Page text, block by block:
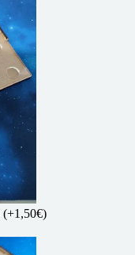
(+1,50€)